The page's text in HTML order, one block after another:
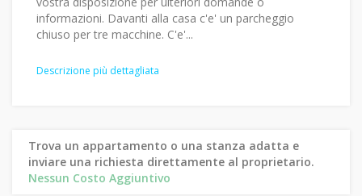
informazioni. Davanti alla casa c'e' un parcheggio
chiuso per tre macchine. C'e'...
Descrizione più dettagliata
Trova un appartamento o una stanza adatta e
inviare una richiesta direttamente al proprietario.
Nessun Costo Aggiuntivo